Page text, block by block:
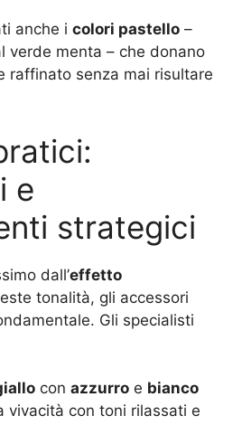
anche i colori pastello –
verde menta – che donano
raffinato senza mai risultare
e
strategici
dall’effetto
tonalità, gli accessori
Gli specialisti
con azzurro e bianco
vivacità con toni rilassati e